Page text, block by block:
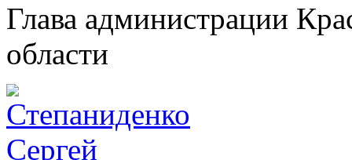
Глава администрации
области